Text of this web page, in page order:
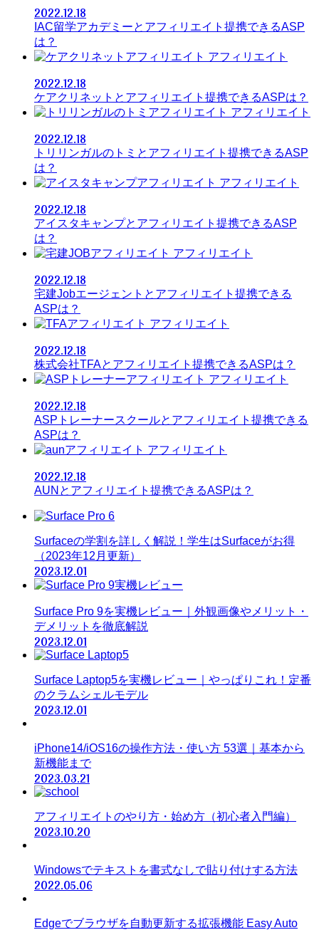
2022.12.18
IAC留学アカデミーとアフィリエイト提携できるASP
は？
アフィリエイト
2022.12.18
ケアクリネットとアフィリエイト提携できるASPは？
アフィリエイト
2022.12.18
トリリンガルのトミとアフィリエイト提携できるASP
は？
アフィリエイト
2022.12.18
アイスタキャンプとアフィリエイト提携できるASP
は？
アフィリエイト
2022.12.18
宅建Jobエージェントとアフィリエイト提携できる
ASPは？
アフィリエイト
2022.12.18
株式会社TFAとアフィリエイト提携できるASPは？
アフィリエイト
2022.12.18
ASPトレーナースクールとアフィリエイト提携できる
ASPは？
アフィリエイト
2022.12.18
AUNとアフィリエイト提携できるASPは？
Surfaceの学割を詳しく解説！学生はSurfaceがお得
（2023年12月更新）
2023.12.01
Surface Pro 9を実機レビュー｜外観画像やメリット・
デメリットを徹底解説
2023.12.01
Surface Laptop5を実機レビュー｜やっぱりこれ！定番
のクラムシェルモデル
2023.12.01
iPhone14/iOS16の操作方法・使い方 53選｜基本から
新機能まで
2023.03.21
アフィリエイトのやり方・始め方（初心者入門編）
2023.10.20
Windowsでテキストを書式なしで貼り付けする方法
2022.05.06
Edgeでブラウザを自動更新する拡張機能 Easy Auto